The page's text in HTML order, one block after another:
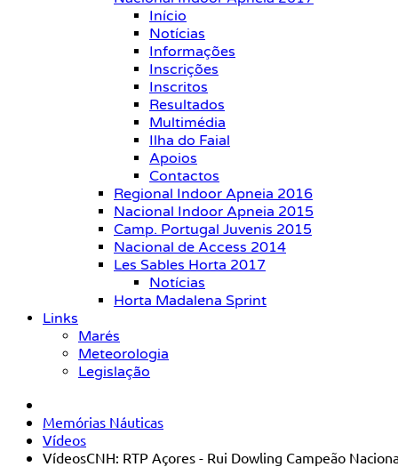
Início
Notícias
Informações
Inscrições
Inscritos
Resultados
Multimédia
Ilha do Faial
Apoios
Contactos
Regional Indoor Apneia 2016
Nacional Indoor Apneia 2015
Camp. Portugal Juvenis 2015
Nacional de Access 2014
Les Sables Horta 2017
Notícias
Horta Madalena Sprint
Links
Marés
Meteorologia
Legislação
Memórias Náuticas
Vídeos
VídeosCNH: RTP Açores - Rui Dowling Campeão